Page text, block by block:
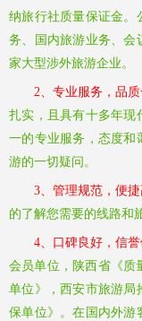
纳旅行社质量保证金。
务、国内旅游业务、会
家大型涉外旅游企业。
2、专业服务，品质
扎实，且具有十多年现
一的专业服务，态度和
游的一切疑问。
3、管理规范，便
的了解您需要的线路和
4、口碑良好，信
会员单位，陕西省《质
单位》，西安市旅游局
保单位》。在国内外游